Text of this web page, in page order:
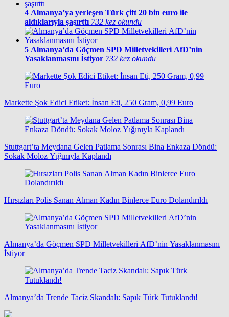
4 Almanya’ya yerleşen Türk çift 20 bin euro ile
aldıklarıyla şaşırttı 732 kez okundu
5 Almanya’da Göçmen SPD Milletvekilleri AfD’nin
Yasaklanmasını İstiyor 732 kez okundu
Markette Şok Edici Etiket: İnsan Eti, 250 Gram, 0,99 Euro
Stuttgart’ta Meydana Gelen Patlama Sonrası Bina Enkaza Döndü:
Sokak Moloz Yığınıyla Kaplandı
Hırsızları Polis Sanan Alman Kadın Binlerce Euro Dolandırıldı
Almanya’da Göçmen SPD Milletvekilleri AfD’nin Yasaklanmasını
İstiyor
Almanya’da Trende Taciz Skandalı: Sapık Türk Tutuklandı!